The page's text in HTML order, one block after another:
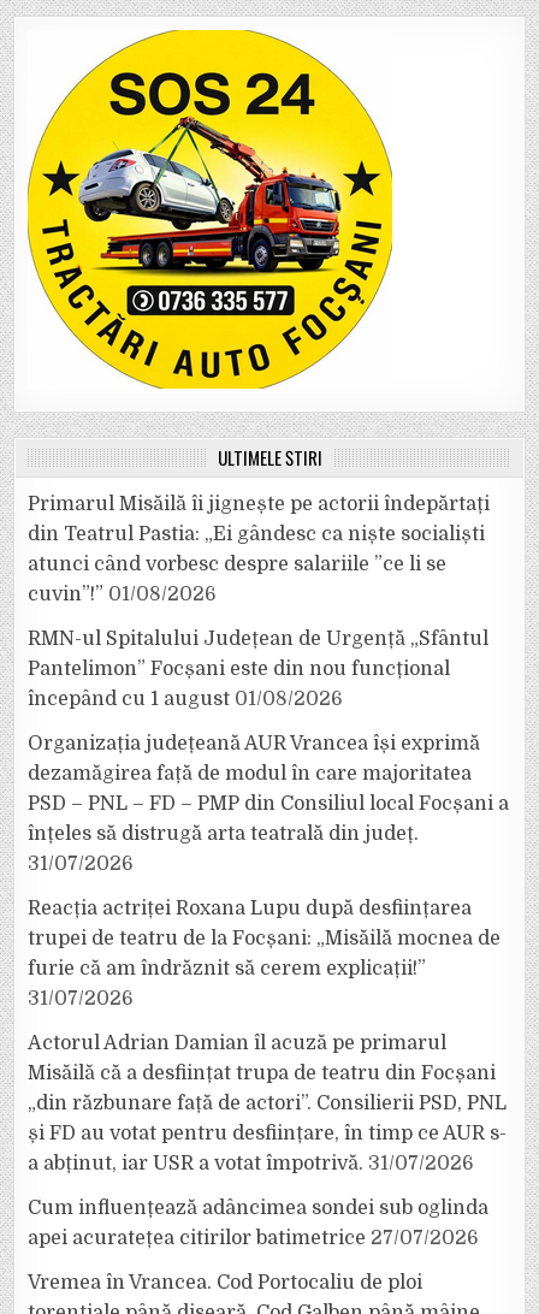
ULTIMELE ȘTIRI
Primarul Misăilă îi jignește pe actorii îndepărtați
din Teatrul Pastia: „Ei gândesc ca niște socialiști
atunci când vorbesc despre salariile ”ce li se
cuvin”!” 01/08/2026
RMN-ul Spitalului Județean de Urgență „Sfântul
Pantelimon” Focșani este din nou funcțional
începând cu 1 august 01/08/2026
Organizația județeană AUR Vrancea își exprimă
dezamăgirea față de modul în care majoritatea
PSD – PNL – FD – PMP din Consiliul local Focșani a
înțeles să distrugă arta teatrală din județ.
31/07/2026
Reacția actriței Roxana Lupu după desființarea
trupei de teatru de la Focșani: „Misăilă mocnea de
furie că am îndrăznit să cerem explicații!”
31/07/2026
Actorul Adrian Damian îl acuză pe primarul
Misăilă că a desființat trupa de teatru din Focșani
„din răzbunare față de actori”. Consilierii PSD, PNL
și FD au votat pentru desființare, în timp ce AUR s-
a abținut, iar USR a votat împotrivă. 31/07/2026
Cum influențează adâncimea sondei sub oglinda
apei acuratețea citirilor batimetrice 27/07/2026
Vremea în Vrancea. Cod Portocaliu de ploi